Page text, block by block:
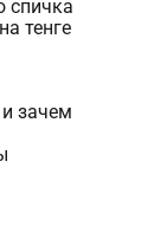
спичка
тенге
зачем